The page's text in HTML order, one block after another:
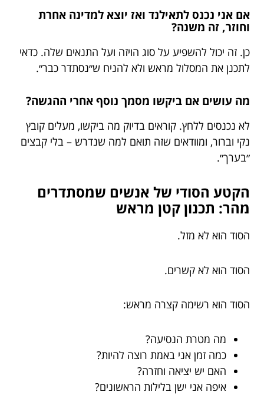
אם אני נכנס לתאילנד ואז יוצא למדינה אחרת
וחוזר, זה משנה?
כן. זה יכול להשפיע על סוג הויזה ועל התנאים שלה. כדאי
לתכנן את המסלול מראש ולא להניח ש״נסתדר כבר״.
מה עושים אם ביקשו מסמך נוסף אחרי ההגשה?
לא נכנסים ללחץ. קוראים בדיוק מה ביקשו, מעלים קובץ
נקי וברור, ומוודאים שזה תואם למה שנדרש – בלי קבצים
״בערך״.
הקטע הסודי של אנשים שמסתדרים
מהר: תכנון קטן מראש
הסוד הוא לא מזל.
הסוד הוא לא קשרים.
הסוד הוא רשימה קצרה מראש:
מה מטרת הנסיעה?
כמה זמן אני באמת רוצה להיות?
האם יש יציאה וחזרה?
איפה אני ישן בלילות הראשונים?